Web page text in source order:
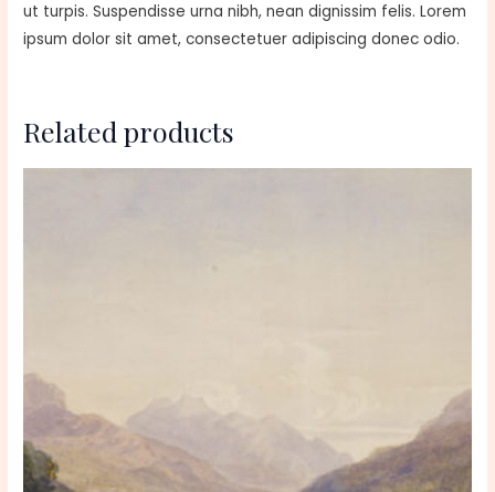
ut turpis. Suspendisse urna nibh, nean dignissim felis. Lorem
ipsum dolor sit amet, consectetuer adipiscing donec odio.
Related products